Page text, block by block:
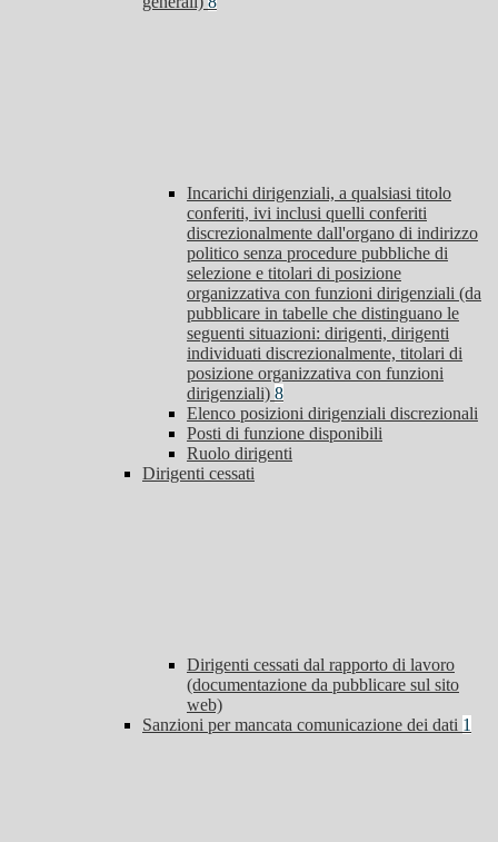
Incarichi dirigenziali, a qualsiasi titolo
conferiti, ivi inclusi quelli conferiti
discrezionalmente dall'organo di indirizzo
politico senza procedure pubbliche di
selezione e titolari di posizione
organizzativa con funzioni dirigenziali (da
pubblicare in tabelle che distinguano le
seguenti situazioni: dirigenti, dirigenti
individuati discrezionalmente, titolari di
posizione organizzativa con funzioni
dirigenziali) 8
Elenco posizioni dirigenziali discrezionali
Posti di funzione disponibili
Ruolo dirigenti
Dirigenti cessati
Dirigenti cessati dal rapporto di lavoro
(documentazione da pubblicare sul sito
web)
Sanzioni per mancata comunicazione dei dati 1